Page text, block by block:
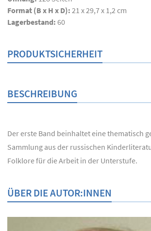
Format (B x H x D): 21 x 29,7 x 1,2 cm
Lagerbestand: 60
PRODUKTSICHERHEIT
BESCHREIBUNG
Der erste Band beinhaltet eine thematisch
Sammlung aus der russischen
Folklore für die Arbeit in der Unterstufe.
ÜBER DIE AUTOR:INNEN